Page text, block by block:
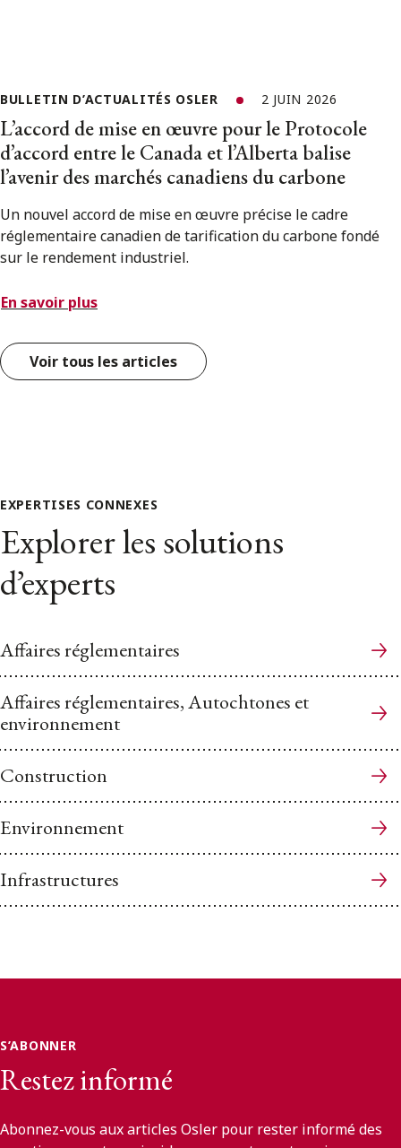
BULLETIN D’ACTUALITÉS OSLER 2 JUIN 2026
L’accord de mise en œuvre pour le Protocole
d’accord entre le Canada et l’Alberta balise
l’avenir des marchés canadiens du carbone
Un nouvel accord de mise en œuvre précise le cadre
réglementaire canadien de tarification du carbone fondé
sur le rendement industriel.
En savoir plus
Voir tous les articles
EXPERTISES CONNEXES
Explorer les solutions
d’experts
Affaires réglementaires
Affaires réglementaires, Autochtones et
environnement
Construction
Environnement
Infrastructures
S’ABONNER
Restez informé
Abonnez-vous aux articles Osler pour rester informé des